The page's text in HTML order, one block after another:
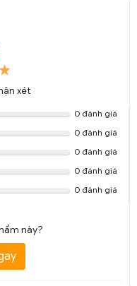
xét
0 đánh giá
0 đánh giá
0 đánh giá
0 đánh giá
0 đánh giá
này?